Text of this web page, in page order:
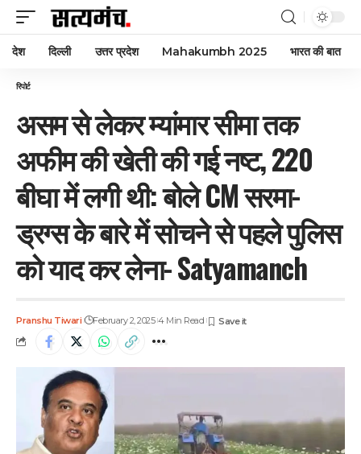
देश दिल्ली उत्तर प्रदेश Mahakumbh 2025 भारत की बात
रिपोर्ट
असम से लेकर म्यांमार सीमा तक
अफीम की खेती की गई नष्ट, 220
बीघा में लगी थी: बोले CM सरमा-
ड्रग्स के बारे में सोचने से पहले पुलिस
को याद कर लेना- Satyamanch
Pranshu Tiwari February 2, 2025 4 Min Read